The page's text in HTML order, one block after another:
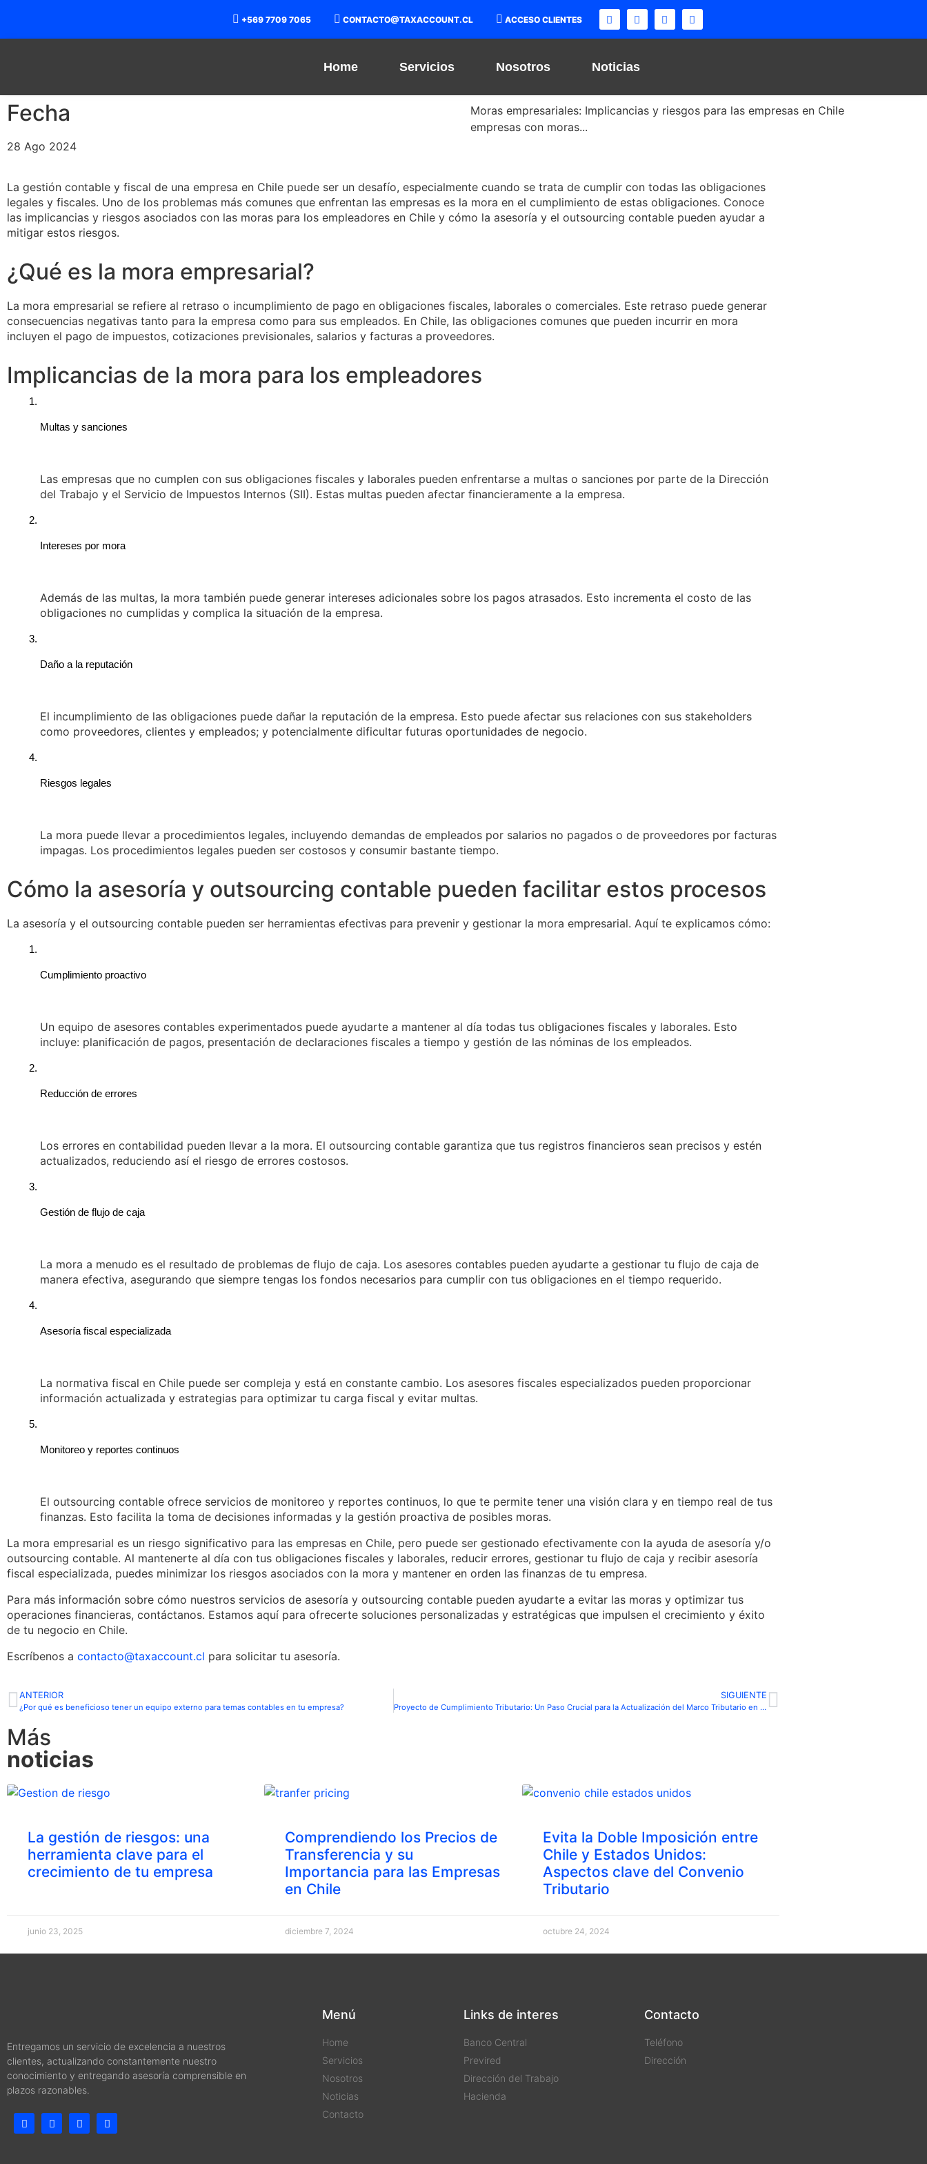
+569 7709 7065 CONTACTO@TAXACCOUNT.CL ACCESO CLIENTES
Home Servicios Nosotros Noticias
Fecha
28 Ago 2024
Moras empresariales: Implicancias y riesgos para las empresas en Chile
empresas con moras...
La gestión contable y fiscal de una empresa en Chile puede ser un desafío, especialmente cuando se trata de cumplir con todas las obligaciones
legales y fiscales. Uno de los problemas más comunes que enfrentan las empresas es la mora en el cumplimiento de estas obligaciones. Conoce
las implicancias y riesgos asociados con las moras para los empleadores en Chile y cómo la asesoría y el outsourcing contable pueden ayudar a
mitigar estos riesgos.
¿Qué es la mora empresarial?
La mora empresarial se refiere al retraso o incumplimiento de pago en obligaciones fiscales, laborales o comerciales. Este retraso puede generar
consecuencias negativas tanto para la empresa como para sus empleados. En Chile, las obligaciones comunes que pueden incurrir en mora
incluyen el pago de impuestos, cotizaciones previsionales, salarios y facturas a proveedores.
Implicancias de la mora para los empleadores
Multas y sanciones
Las empresas que no cumplen con sus obligaciones fiscales y laborales pueden enfrentarse a multas o sanciones por parte de la Dirección
del Trabajo y el Servicio de Impuestos Internos (SII). Estas multas pueden afectar financieramente a la empresa.
Intereses por mora
Además de las multas, la mora también puede generar intereses adicionales sobre los pagos atrasados. Esto incrementa el costo de las
obligaciones no cumplidas y complica la situación de la empresa.
Daño a la reputación
El incumplimiento de las obligaciones puede dañar la reputación de la empresa. Esto puede afectar sus relaciones con sus stakeholders
como proveedores, clientes y empleados; y potencialmente dificultar futuras oportunidades de negocio.
Riesgos legales
La mora puede llevar a procedimientos legales, incluyendo demandas de empleados por salarios no pagados o de proveedores por facturas
impagas. Los procedimientos legales pueden ser costosos y consumir bastante tiempo.
Cómo la asesoría y outsourcing contable pueden facilitar estos procesos
La asesoría y el outsourcing contable pueden ser herramientas efectivas para prevenir y gestionar la mora empresarial. Aquí te explicamos cómo:
Cumplimiento proactivo
Un equipo de asesores contables experimentados puede ayudarte a mantener al día todas tus obligaciones fiscales y laborales. Esto
incluye: planificación de pagos, presentación de declaraciones fiscales a tiempo y gestión de las nóminas de los empleados.
Reducción de errores
Los errores en contabilidad pueden llevar a la mora. El outsourcing contable garantiza que tus registros financieros sean precisos y estén
actualizados, reduciendo así el riesgo de errores costosos.
Gestión de flujo de caja
La mora a menudo es el resultado de problemas de flujo de caja. Los asesores contables pueden ayudarte a gestionar tu flujo de caja de
manera efectiva, asegurando que siempre tengas los fondos necesarios para cumplir con tus obligaciones en el tiempo requerido.
Asesoría fiscal especializada
La normativa fiscal en Chile puede ser compleja y está en constante cambio. Los asesores fiscales especializados pueden proporcionar
información actualizada y estrategias para optimizar tu carga fiscal y evitar multas.
Monitoreo y reportes continuos
El outsourcing contable ofrece servicios de monitoreo y reportes continuos, lo que te permite tener una visión clara y en tiempo real de tus
finanzas. Esto facilita la toma de decisiones informadas y la gestión proactiva de posibles moras.
La mora empresarial es un riesgo significativo para las empresas en Chile, pero puede ser gestionado efectivamente con la ayuda de asesoría y/o
outsourcing contable. Al mantenerte al día con tus obligaciones fiscales y laborales, reducir errores, gestionar tu flujo de caja y recibir asesoría
fiscal especializada, puedes minimizar los riesgos asociados con la mora y mantener en orden las finanzas de tu empresa.
Para más información sobre cómo nuestros servicios de asesoría y outsourcing contable pueden ayudarte a evitar las moras y optimizar tus
operaciones financieras, contáctanos. Estamos aquí para ofrecerte soluciones personalizadas y estratégicas que impulsen el crecimiento y éxito
de tu negocio en Chile.
Escríbenos a contacto@taxaccount.cl para solicitar tu asesoría.
ANTERIOR
¿Por qué es beneficioso tener un equipo externo para temas contables en tu empresa?
SIGUIENTE
Proyecto de Cumplimiento Tributario: Un Paso Crucial para la Actualización del Marco Tributario en Chile
Más
noticias
La gestión de riesgos: una
herramienta clave para el
crecimiento de tu empresa
junio 23, 2025
Comprendiendo los Precios de
Transferencia y su
Importancia para las Empresas
en Chile
diciembre 7, 2024
Evita la Doble Imposición entre
Chile y Estados Unidos:
Aspectos clave del Convenio
Tributario
octubre 24, 2024
Entregamos un servicio de excelencia a nuestros
clientes, actualizando constantemente nuestro
conocimiento y entregando asesoría comprensible en
plazos razonables.
Menú
Home
Servicios
Nosotros
Noticias
Contacto
Links de interes
Banco Central
Previred
Dirección del Trabajo
Hacienda
Contacto
Teléfono
Dirección